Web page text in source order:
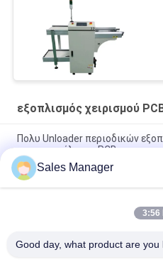
εξοπλισμός χειρισμού
Πολυ Unloader περιοδικών
για τη συνέλευση PCB
Πολυ Unloader SMT περιοδικών
ελέγχεται από Omron PLC
Υψηλός φορτωτής 460C PCB
Sales Manager
3:56
Good day, what product are you